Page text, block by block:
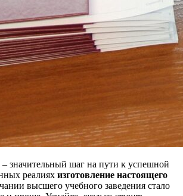
значительный шаг на пути к успешной
реалиях изготовление настоящего
высшего учебного заведения стало